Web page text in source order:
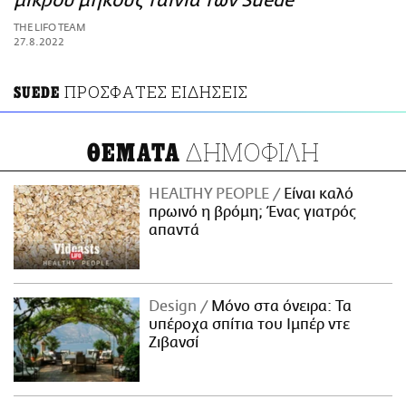
ΑΜΠΑ
PRINT
THE LIFO TEAM
27.8.2022
SUEDE ΠΡΟΣΦΑΤΕΣ ΕΙΔΗΣΕΙΣ
ΘΕΜΑΤΑ ΔΗΜΟΦΙΛΗ
HEALTHY PEOPLE
Είναι καλό
πρωινό η βρόμη; Ένας γιατρός
απαντά
Design
Μόνο στα όνειρα: Τα
υπέροχα σπίτια του Ιμπέρ ντε
Ζιβανσί